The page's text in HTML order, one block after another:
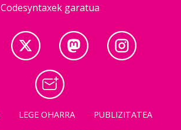
Codesyntaxek garatua
LEGE OHARRA
PUBLIZITATEA